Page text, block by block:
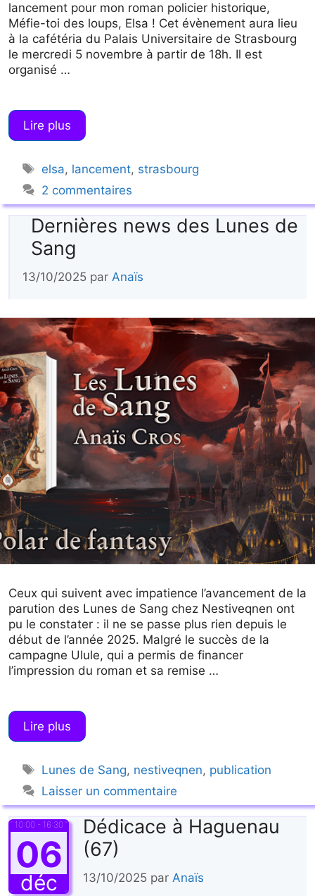
lancement pour mon roman policier historique,
Méfie-toi des loups, Elsa ! Cet évènement aura lieu
à la cafétéria du Palais Universitaire de Strasbourg
le mercredi 5 novembre à partir de 18h. Il est
organisé …
Lire plus
Étiquettes
elsa, lancement, strasbourg
2 commentaires
Dernières news des Lunes de
Sang
13/10/2025 par Anaïs
Ceux qui suivent avec impatience l’avancement de la
parution des Lunes de Sang chez Nestiveqnen ont
pu le constater : il ne se passe plus rien depuis le
début de l’année 2025. Malgré le succès de la
campagne Ulule, qui a permis de financer
l’impression du roman et sa remise …
Lire plus
Étiquettes
Lunes de Sang, nestiveqnen, publication
Laisser un commentaire
10:00 - 16:30
06
déc
Dédicace à Haguenau
(67)
13/10/2025 par Anaïs